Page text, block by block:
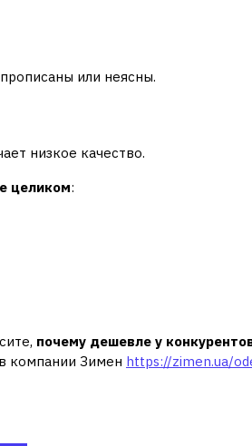
или неясны.
низкое качество.
целиком:
почему дешевле у
компании Зимен https://zimen.ua/